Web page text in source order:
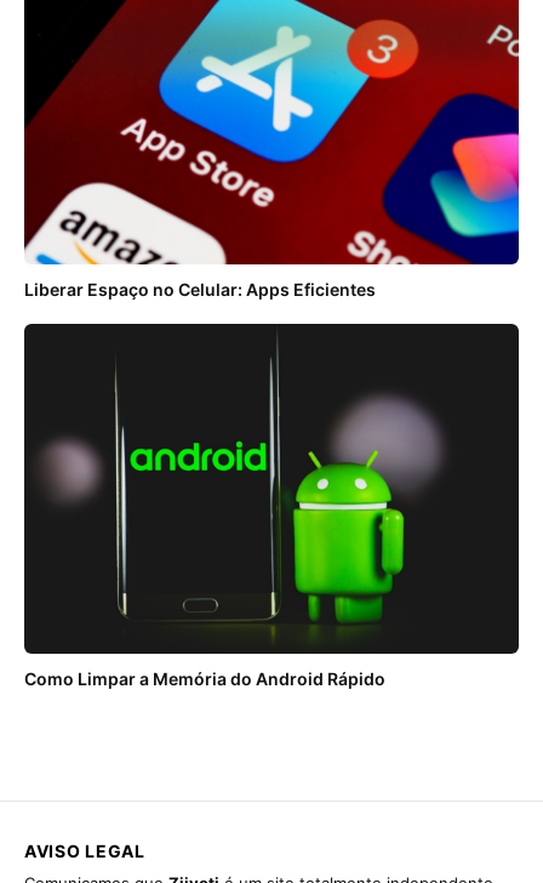
AccuâBattery
Classificação:
★ 4.67
Classificação Etária:
Everyone
Autor:
Digibites
Plataforma:
Android
Preço:
Free
Liberar Espaço no Celular: Apps Eficientes
Como Limpar a Memória do Android Rápido
AVISO LEGAL